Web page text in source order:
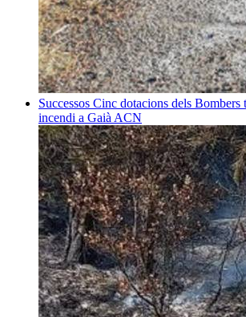
Successos Cinc dotacions dels Bombers
incendi a Gaià ACN